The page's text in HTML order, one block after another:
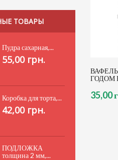
ТОВАРЫ
Пудра сахарная,...
55,00 грн.
Коробка для торта,...
42,00 грн.
ПОДЛОЖКА
толщина 2 мм,...
ГОДОМ
35,00